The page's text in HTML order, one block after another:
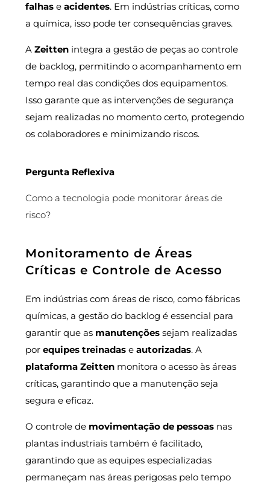
falhase acidentes. Em indústrias críticas, como
a química, isso pode ter consequências graves.
A Zeittenintegra a gestão de peças ao controle
de backlog, permitindo o acompanhamento em
tempo real das condições dos equipamentos.
Isso garante que as intervenções de segurança
sejam realizadas no momento certo, protegendo
os colaboradores e minimizando riscos.
Pergunta Reflexiva
Como a tecnologia pode monitorar áreas de
risco?
Monitoramento de Áreas
Críticas e Controle de Acesso
Em indústrias com áreas de risco, como fábricas
químicas, a gestão do backlog é essencial para
garantir que as manutençõessejam realizadas
por equipes treinadase autorizadas. A
plataforma Zeittenmonitora o acesso às áreas
críticas, garantindo que a manutenção seja
segura e eficaz.
O controle de movimentação de pessoasnas
plantas industriais também é facilitado,
garantindo que as equipes especializadas
permaneçam nas áreas perigosas pelo tempo